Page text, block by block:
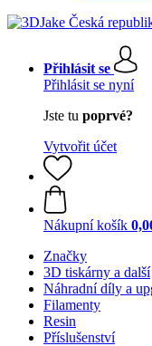
Přihlásit se
Přihlásit se nyní
Jste tu poprvé?
Vytvořit účet
Nákupní košík
Značky
3D tiskárny a další
Náhradní díly a
Filamenty
Resin
Příslušenství